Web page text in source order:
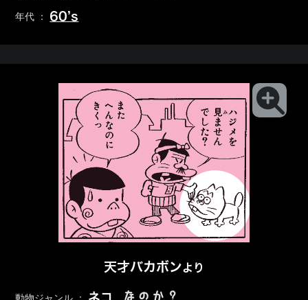
年代 ： 60’s
天才バカボンより
なのか？